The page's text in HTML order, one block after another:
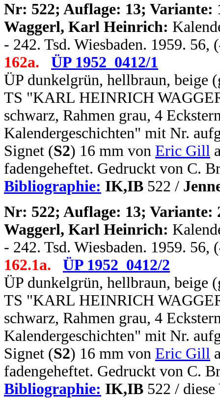
Nr: 522; Auflage: 13; Variante:
Waggerl, Karl Heinrich:
- 242. Tsd. Wiesbaden. 1959.
162a.
ÜP 1952_0412/1
ÜP dunkelgrün, hellbraun, beige
TS "KARL HEINRICH
schwarz, Rahmen grau, 4
Kalendergeschichten" mit Nr.
Signet (S2) 16 mm von Eric Gill
fadengeheftet. Gedruckt von C.
Bibliographie: IK,IB 522 /
Nr: 522; Auflage: 13; Variante:
Waggerl, Karl Heinrich:
- 242. Tsd. Wiesbaden. 1959.
162.1a.
ÜP 1952_0412/2
ÜP dunkelgrün, hellbraun, beige
TS "KARL HEINRICH
schwarz, Rahmen grau, 4
Kalendergeschichten" mit Nr.
Signet (S2) 16 mm von Eric Gill
fadengeheftet. Gedruckt von C.
Bibliographie: IK,IB 522 /